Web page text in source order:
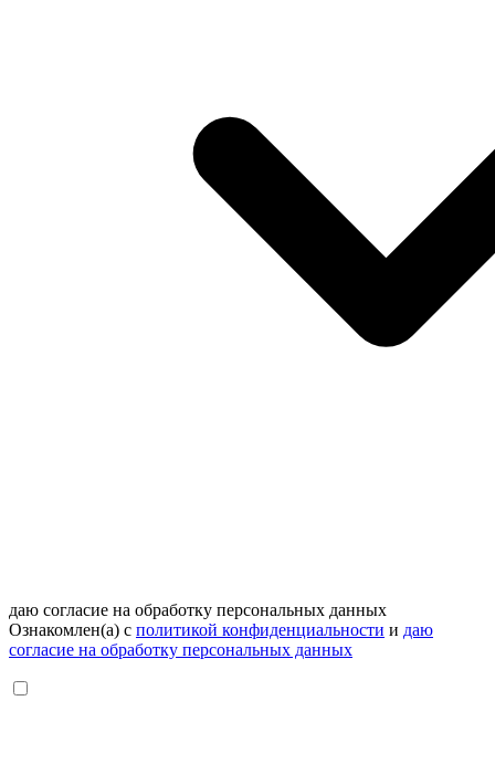
даю согласие на обработку персональных данных
Ознакомлен(а) с политикой конфиденциальности и даю
согласие на обработку персональных данных